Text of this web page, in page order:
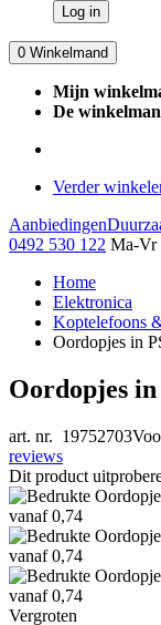
Log in
0 Winkelmand
Mijn
De
Verder
Aanbiedingen
0492 530 122 Ma-Vr
Home
Elektronica
Koptelefoons
Oordopjes in
Oordopjes in
art. nr. 19752703
reviews
Dit product
Vergroten